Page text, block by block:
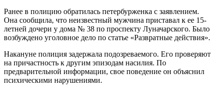
Ранее в полицию обратилась петербурженка с заявлением.
Она сообщила, что неизвестный мужчина приставал к ее 15-
летней дочери у дома № 38 по проспекту Луначарского. Было
возбуждено уголовное дело по статье «Развратные действия».
Накануне полиция задержала подозреваемого. Его проверяют
на причастность к другим эпизодам насилия. По
предварительной информации, свое поведение он объяснил
психическими нарушениями.